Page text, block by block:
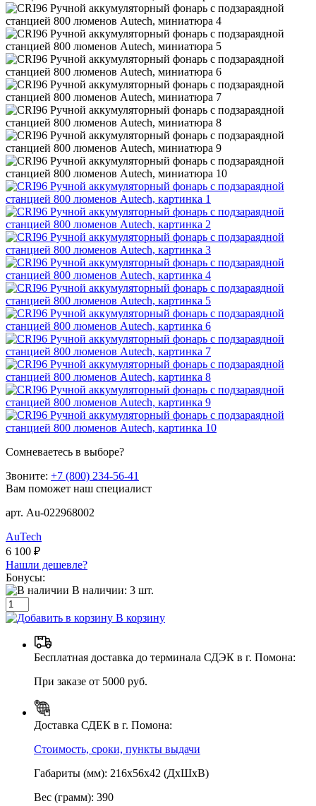
Сомневаетесь в выборе?
Звоните: +7 (800) 234-56-41
Вам поможет наш специалист
арт. Au-022968002
AuTech
6 100 ₽
Нашли дешевле?
Бонусы:
В наличии: 3 шт.
В корзину
Бесплатная доставка до терминала СДЭК в г. Помона:
При заказе от 5000 руб.
Доставка СДЕК в г. Помона:
Стоимость, сроки, пункты выдачи
Габариты (мм): 216х56х42 (ДхШхВ)
Вес (грамм): 390